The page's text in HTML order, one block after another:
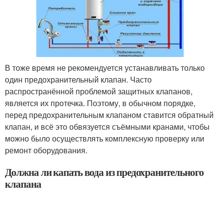
В тоже время не рекомендуется устанавливать только
один предохранительный клапан. Часто
распространённой проблемой защитных клапанов,
является их протечка. Поэтому, в обычном порядке,
перед предохранительным клапаном ставится обратный
клапан, и всё это обвязуется съёмными кранами, чтобы
можно было осуществлять комплексную проверку или
ремонт оборудования.
Должна ли капать вода из предохранительного
клапана